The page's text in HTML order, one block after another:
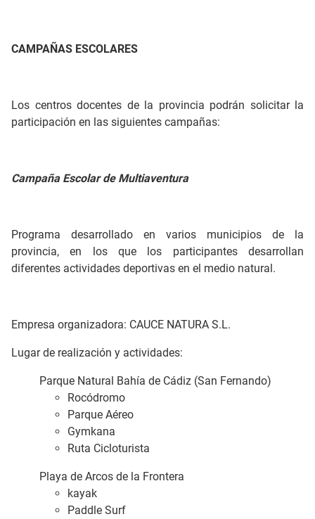
CAMPAÑAS ESCOLARES
Los centros docentes de la provincia podrán solicitar la
participación en las siguientes campañas:
Campaña Escolar de Multiaventura
Programa desarrollado en varios municipios de la
provincia, en los que los participantes desarrollan
diferentes actividades deportivas en el medio natural.
Empresa organizadora: CAUCE NATURA S.L.
Lugar de realización y actividades:
Parque Natural Bahía de Cádiz (San Fernando)
Rocódromo
Parque Aéreo
Gymkana
Ruta Cicloturista
Playa de Arcos de la Frontera
kayak
Paddle Surf